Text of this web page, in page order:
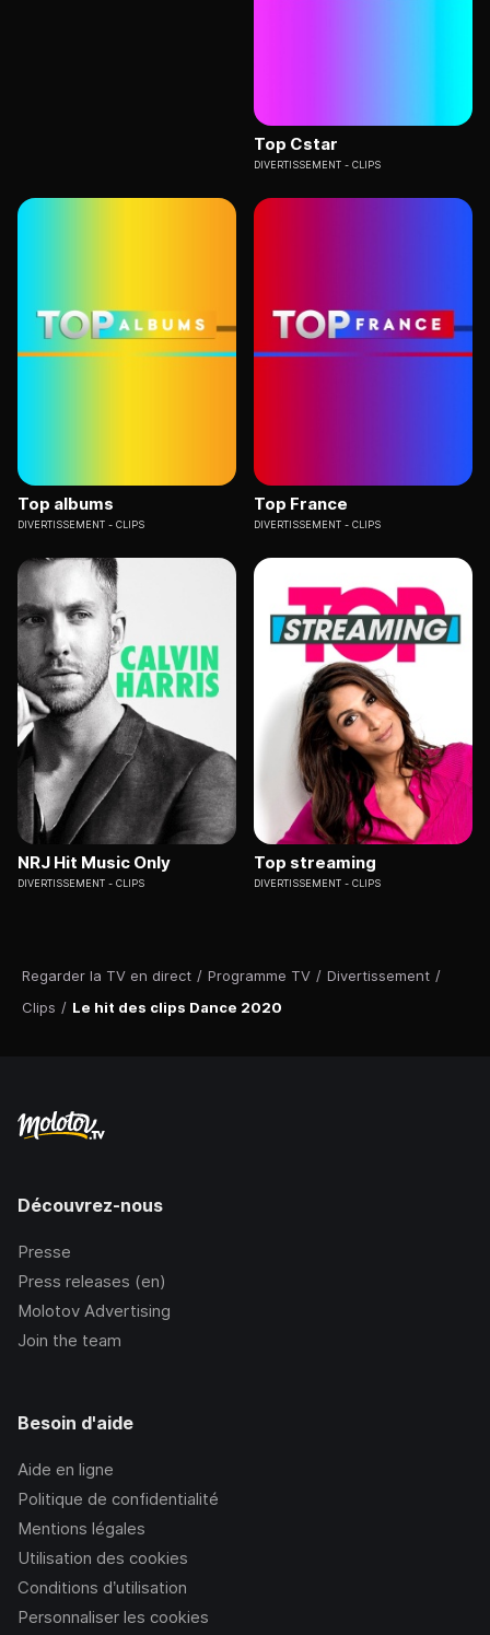
Regarder la TV en direct / Programme TV / Divertissement /
Clips / Le hit des clips Dance 2020
Top Cstar
DIVERTISSEMENT CLIPS
Top albums
DIVERTISSEMENT CLIPS
Top France
DIVERTISSEMENT CLIPS
NRJ Hit Music Only
DIVERTISSEMENT CLIPS
Top streaming
DIVERTISSEMENT CLIPS
Découvrez-nous
Presse
Press releases (en)
Molotov Advertising
Join the team
Besoin d'aide
Aide en ligne
Politique de confidentialité
Mentions légales
Utilisation des cookies
Conditions d’utilisation
Personnaliser les cookies